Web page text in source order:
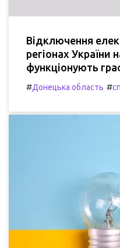
Відключення
регіонах
функціонують
#Донецька область #